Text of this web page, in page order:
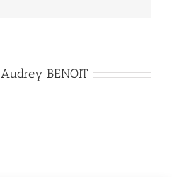
Audrey BENOIT